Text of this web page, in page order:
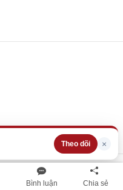
Bình luận Chia sẻ
Theo dõi ×